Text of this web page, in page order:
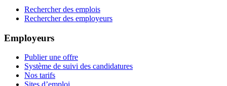
Rechercher des emplois
Rechercher des employeurs
Employeurs
Publier une offre
Système de suivi des candidatures
Nos tarifs